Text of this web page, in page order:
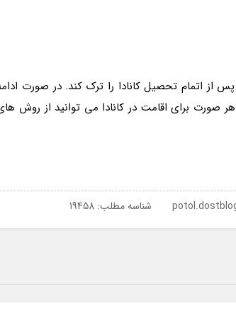
پس از اتمام تحصیل کانادا را ترک کند. در صورت
صورت برای اقامت در کانادا می توانید از روش
شناسه مطلب: 19458